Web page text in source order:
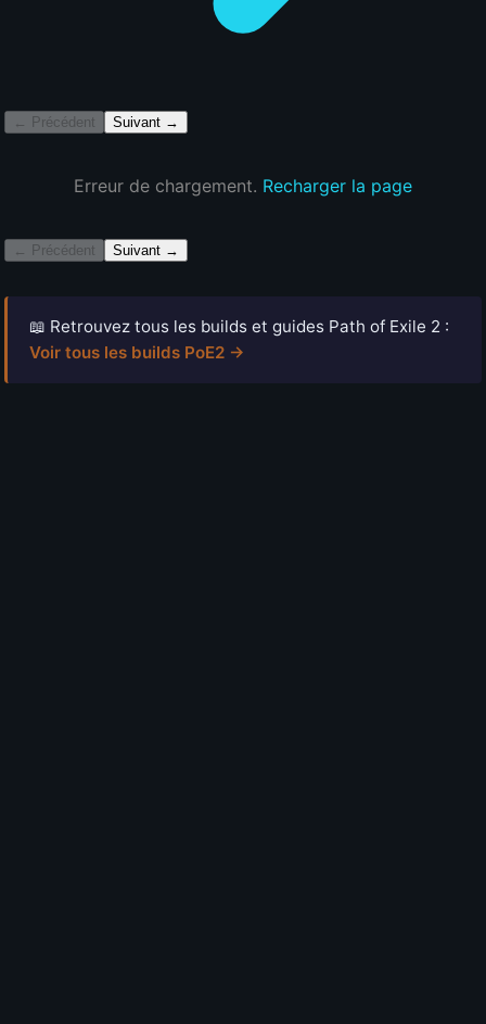
← Précédent Suivant →
Erreur de chargement. Recharger la page
← Précédent Suivant →
📖 Retrouvez tous les builds et guides Path of Exile 2 :
Voir tous les builds PoE2 →